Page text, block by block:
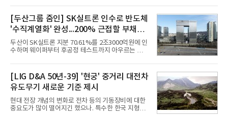
산성을 앞세운 기존 폴드의 소비자층에서 벗어나 디
자인과 휴대성을 강화하면서 폴더블폰의 대중화를 본
격화하고 있다는 분석이 나온다.10일 카운터포인트
리서치에 따르면 갤럭시 Z8 시리즈의 글로벌 사전판
매량은 전작 대비 30% 이상 증가했다. 국내 사전판매
량은 전작 대비 39% 늘었고 유럽에서도 20% 이상
증가했다. 미국에서도 역대 폴드 시리즈 가운데 가장
폼팩터 변화가 영향
[두산그룹 줌인] SK실트론 인수로 반도체
'수직계열화' 완성...200% 근접할 부채비
율 부담
두산이 SK실트론 지분 70.61%를 2조3000억원에 인
수하며 웨이퍼부터 후공정 테스트까지 아우르는 반도
지난해 5742억원의 순손실을 내며 신용등급 하향검
토 대상에 올라 있다. 두산의 연결 기준 부채비율도 인
수금융 1조원을 가정할 경우 200%에 근접한 191%
까지 오를 것으로 신용평가사들은 추산하고 있다.10
일 금융감독원 전자공시와 업계 등에 따르면 ㈜두산
은 지난달 31일 이사회를 열고 SK㈜가 보유한 SK실
트론 지분 70.61%를 인수하는 주식매매계약(SPA)
[LIG D&A 50년-39] '현궁' 중거리 대전차
유도무기 새로운 기준 제시
현대 전장 개념의 변화로 전차 등의 기동장비에 대한
중요도가 많이 떨어지긴 했으나. 특수한 한국 지형을